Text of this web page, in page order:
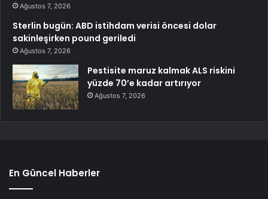
Ağustos 7, 2026
Sterlin bugün: ABD istihdam verisi öncesi dolar
sakinleşirken pound geriledi
Ağustos 7, 2026
Pestisite maruz kalmak ALS riskini
yüzde 70’e kadar artırıyor
Ağustos 7, 2026
En Güncel Haberler